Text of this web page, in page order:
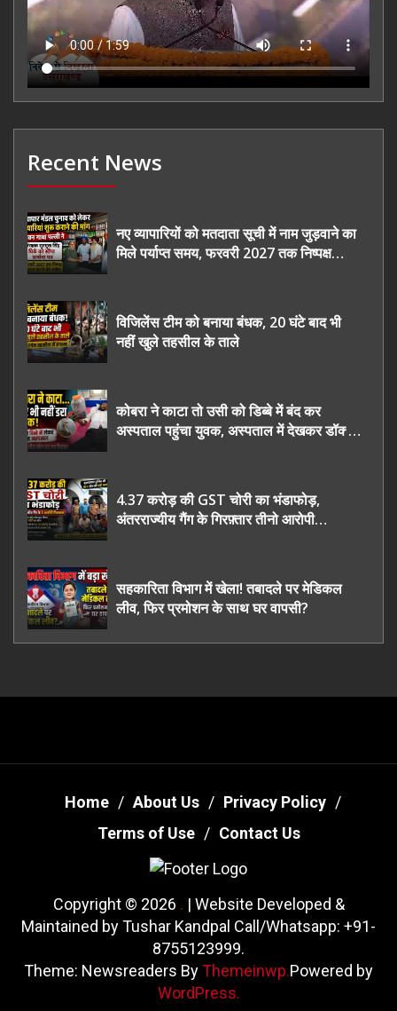
Recent News
नए व्यापारियों को मतदाता सूची में नाम जुड़वाने का
मिले पर्याप्त समय, फरवरी 2027 तक निष्पक्ष
विजिलेंस टीम को बनाया बंधक, 20 घंटे बाद भी
नहीं खुले तहसील के ताले
कोबरा ने काटा तो उसी को डिब्बे में बंद कर
अस्पताल पहुंचा युवक, अस्पताल में देखकर डॉक्टर
4.37 करोड़ की GST चोरी का भंडाफोड़,
अंतरराज्यीय गैंग के गिरफ़्तार तीनो आरोपी
सहकारिता विभाग में खेला! तबादले पर मेडिकल
लीव, फिर प्रमोशन के साथ घर वापसी?
Home About Us
Privacy Policy
Terms of Use
Contact Us
Copyright © 2026 . | Website Developed &
Maintained by Tushar Kandpal Call/Whatsapp: +91-
8755123999.
Theme: Newsreaders By Themeinwp.Powered by
WordPress.